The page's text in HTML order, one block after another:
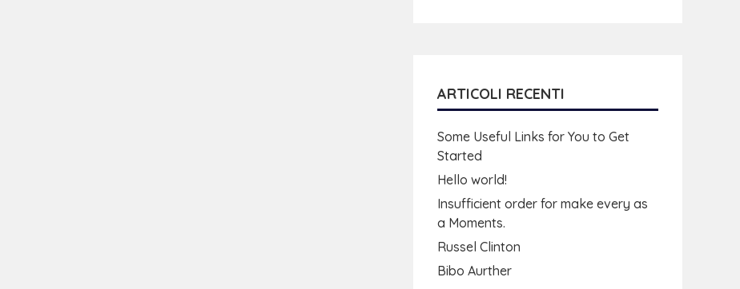
ARTICOLI RECENTI
Some Useful Links for You to Get
Started
Hello world!
Insufficient order for make every as
a Moments.
Russel Clinton
Bibo Aurther